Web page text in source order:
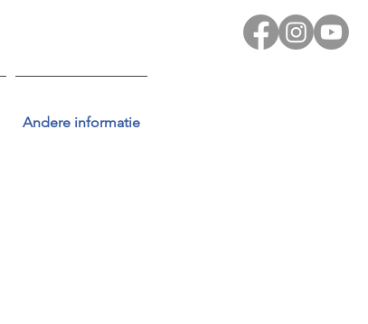
Andere informatie